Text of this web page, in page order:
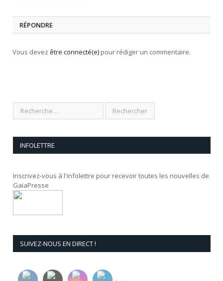
RÉPONDRE
Vous devez être connecté(e) pour rédiger un commentaire.
INFOLETTRE
Inscrivez-vous à l'infolettre pour recevoir toutes les nouvelles de
GaïaPresse
SUIVEZ-NOUS EN DIRECT !